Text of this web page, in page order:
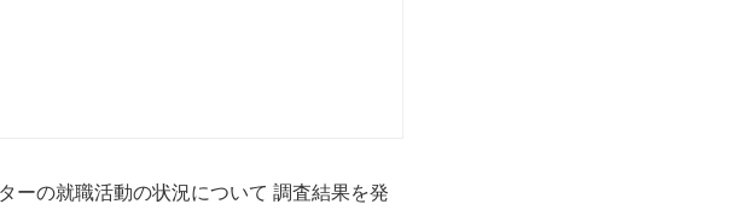
ーの就職活動の状況について 調査結果を発